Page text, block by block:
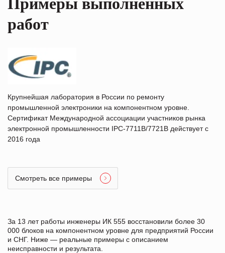
работ
Крупнейшая лаборатория в России по ремонту
промышленной электроники на компонентном уровне.
Сертификат Международной ассоциации участников рынка
электронной промышленности IPC-7711B/7721B действует с
2016 года
Смотреть все примеры
За 13 лет работы инженеры ИК 555 восстановили более 30
000 блоков на компонентном уровне для предприятий России
и СНГ. Ниже — реальные примеры с описанием
неисправности и результата.